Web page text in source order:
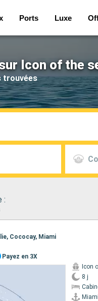
Ports Luxe
Icon of the
trouvées
:
Cococay, Miami
Payez en 3X
Icon
8 j
Miami